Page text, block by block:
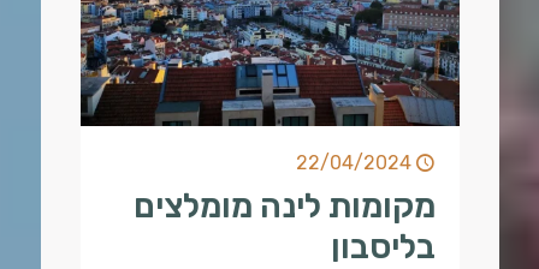
22/04/2024
מקומות לינה מומלצים
בליסבון